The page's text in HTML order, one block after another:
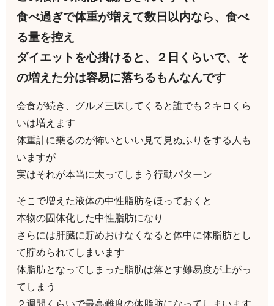
食べ過ぎで体重が増えて数日以内なら、食べ
る量を控え
ダイエットを心掛けると、２日くらいで、そ
の増えた分は容易に落ちるもんなんです
会食が続き、グルメ三昧してくると誰でも２キロくら
いは増えます
体重計に乗るのが怖いといい見て見ぬふりをする人も
いますが
実はそれが本当に太ってしまう行動パターン
そこで増えた液体の中性脂肪をほっておくと
本物の固体化した中性脂肪になり
さらには肝臓に貯めおけなくなると体中に体脂肪とし
て貯められてしまいます
体脂肪となってしまった脂肪は落とす難易度が上がっ
てしまう